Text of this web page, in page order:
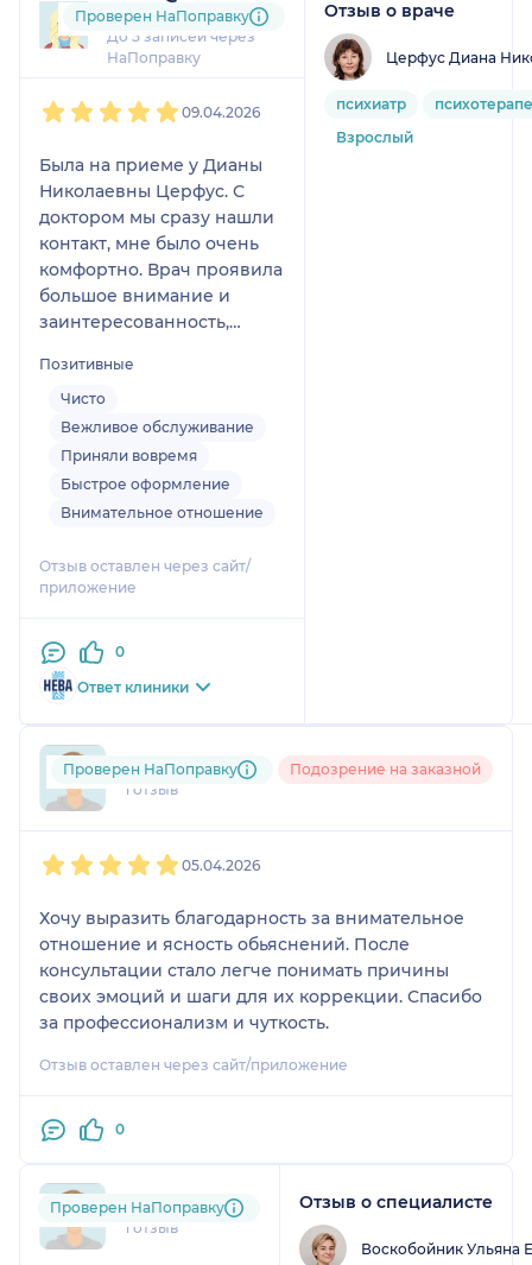
2 отзыва
До 5 записей через
НаПоправку
Проверен НаПоправку
09.04.2026
Была на приеме у Дианы
Николаевны Церфус. С
доктором мы сразу нашли
контакт, мне было очень
комфортно. Врач проявила
большое внимание и
заинтересованность,
соответствии с моей
ситуацией, просила
задавать вопросы.
Консультация длилась 50
минут, которые полетели
незаметно. Диана
разложила по полочкам, и
мне стало ясно, куда
Позитивные
Чисто
Вежливое обслуживание
Приняли вовремя
Быстрое оформление
Внимательное отношение
Отзыв оставлен через сайт/
приложение
0
Ответ клиники
Отзыв о враче
Церфус Диана
психиатр
Взрослый
bar....@....com
1 отзыв
Проверен НаПоправку Подозрение на заказной
05.04.2026
Хочу выразить благодарность за внимательное
отношение и ясность обьяснений. После
консультации стало легче понимать причины
своих эмоций и шаги для их коррекции. Спасибо
за профессионализм и чуткость.
Отзыв оставлен через сайт/приложение
0
+7xxxxxxxx01
1 отзыв
Проверен НаПоправку Отзыв о специалисте
Воскобойник Ульяна